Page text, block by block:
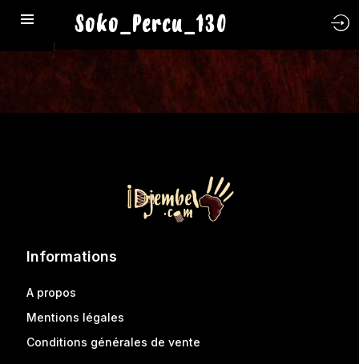
Soko_Percu_130
Informations
A propos
Mentions légales
Conditions générales de vente